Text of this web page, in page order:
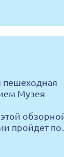
Музея
пройдет